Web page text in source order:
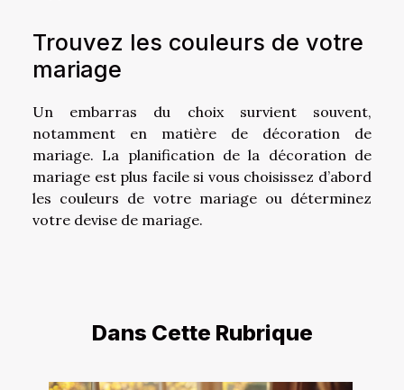
Trouvez les couleurs de votre
mariage
Un embarras du choix survient souvent,
notamment en matière de décoration de
mariage. La planification de la décoration de
mariage est plus facile si vous choisissez d’abord
les couleurs de votre mariage ou déterminez
votre devise de mariage.
Dans Cette Rubrique